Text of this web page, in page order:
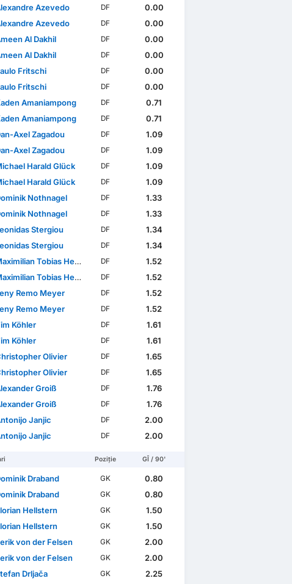
Azevedo DF
0.00
Azevedo
DF
0.00
Al Dakhil
DF
0.00
Al Dakhil
DF
0.00
Fritschi
DF
0.00
Fritschi
DF
0.00
Amaniampong
DF
0.71
Amaniampong
DF
0.71
Axel Zagadou
DF
1.09
Axel Zagadou
DF
1.09
Harald Glück
DF
1.09
Harald Glück
DF
1.09
Nothnagel
DF
1.33
Nothnagel
DF
1.33
Stergiou
DF
1.34
Stergiou
DF
1.34
Tobias Herwerth
DF
1.52
Tobias Herwerth
DF
1.52
Remo Meyer
DF
1.52
Remo Meyer
DF
1.52
Köhler
DF
1.61
Köhler
DF
1.61
Olivier
DF
1.65
Olivier
DF
1.65
Groiß
DF
1.76
Groiß
DF
1.76
Janjic
DF
2.00
Janjic
DF 2.00
Poziție GÎ / 90'
Draband GK
0.80
Draband
GK
0.80
Hellstern
GK
1.50
Hellstern
GK
1.50
von der Felsen
GK
2.00
von der Felsen
GK
2.00
Drljača
GK
2.25